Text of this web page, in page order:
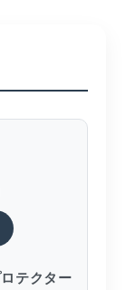
テクター